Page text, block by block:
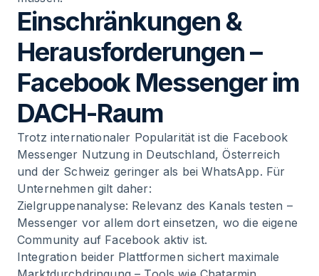
Einschränkungen &
Herausforderungen –
Facebook Messenger im
DACH-Raum
Trotz internationaler Popularität ist die Facebook
Messenger Nutzung in Deutschland, Österreich
und der Schweiz geringer als bei WhatsApp. Für
Unternehmen gilt daher:
Zielgruppenanalyse: Relevanz des Kanals testen –
Messenger vor allem dort einsetzen, wo die eigene
Community auf Facebook aktiv ist.
Integration beider Plattformen sichert maximale